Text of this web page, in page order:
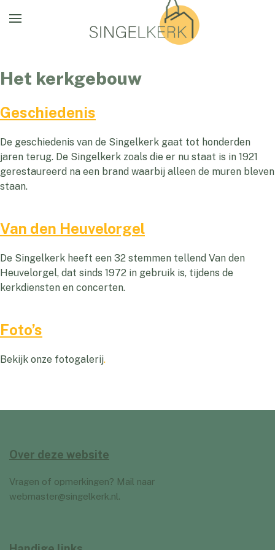
Het kerkgebouw
Geschiedenis
De geschiedenis van de Singelkerk gaat tot honderden
jaren terug. De Singelkerk zoals die er nu staat is in 1921
gerestaureerd na een brand waarbij alleen de muren bleven
staan.
Van den Heuvelorgel
De Singelkerk heeft een 32 stemmen tellend Van den
Heuvelorgel, dat sinds 1972 in gebruik is, tijdens de
kerkdiensten en concerten.
Foto’s
Bekijk onze fotogalerij.
Over deze website
Vragen of opmerkingen? Mail naar
webmaster@singelkerk.nl.